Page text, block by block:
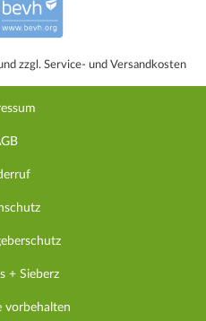
zzgl. Service- und Versandkosten
+ Sieberz
vorbehalten